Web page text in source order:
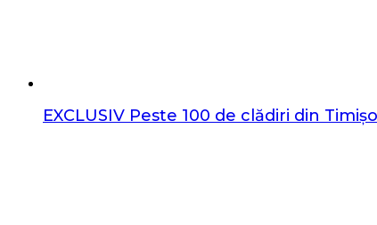
EXCLUSIV Peste 100 de clădiri din